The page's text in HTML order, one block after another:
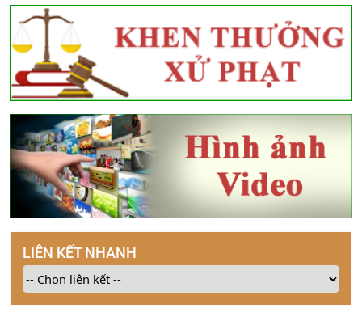
LIÊN KẾT NHANH